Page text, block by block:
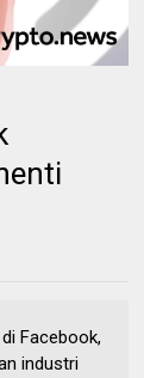
Facebook,
industri